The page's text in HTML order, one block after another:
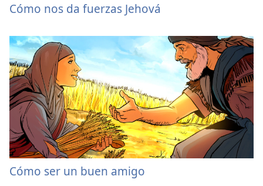
Cómo nos da fuerzas Jehová
Cómo ser un buen amigo